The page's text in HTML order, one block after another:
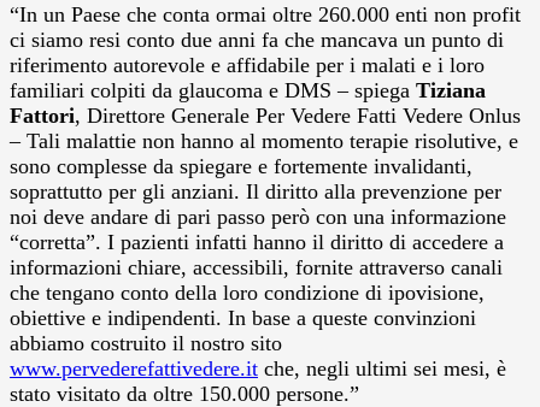
“In un Paese che conta ormai oltre 260.000 enti non profit
ci siamo resi conto due anni fa che mancava un punto di
riferimento autorevole e affidabile per i malati e i loro
familiari colpiti da glaucoma e DMS – spiega Tiziana
Fattori, Direttore Generale Per Vedere Fatti Vedere Onlus
– Tali malattie non hanno al momento terapie risolutive, e
sono complesse da spiegare e fortemente invalidanti,
soprattutto per gli anziani. Il diritto alla prevenzione per
noi deve andare di pari passo però con una informazione
“corretta”. I pazienti infatti hanno il diritto di accedere a
informazioni chiare, accessibili, fornite attraverso canali
che tengano conto della loro condizione di ipovisione,
obiettive e indipendenti. In base a queste convinzioni
abbiamo costruito il nostro sito
www.pervederefattivedere.it che, negli ultimi sei mesi, è
stato visitato da oltre 150.000 persone.”